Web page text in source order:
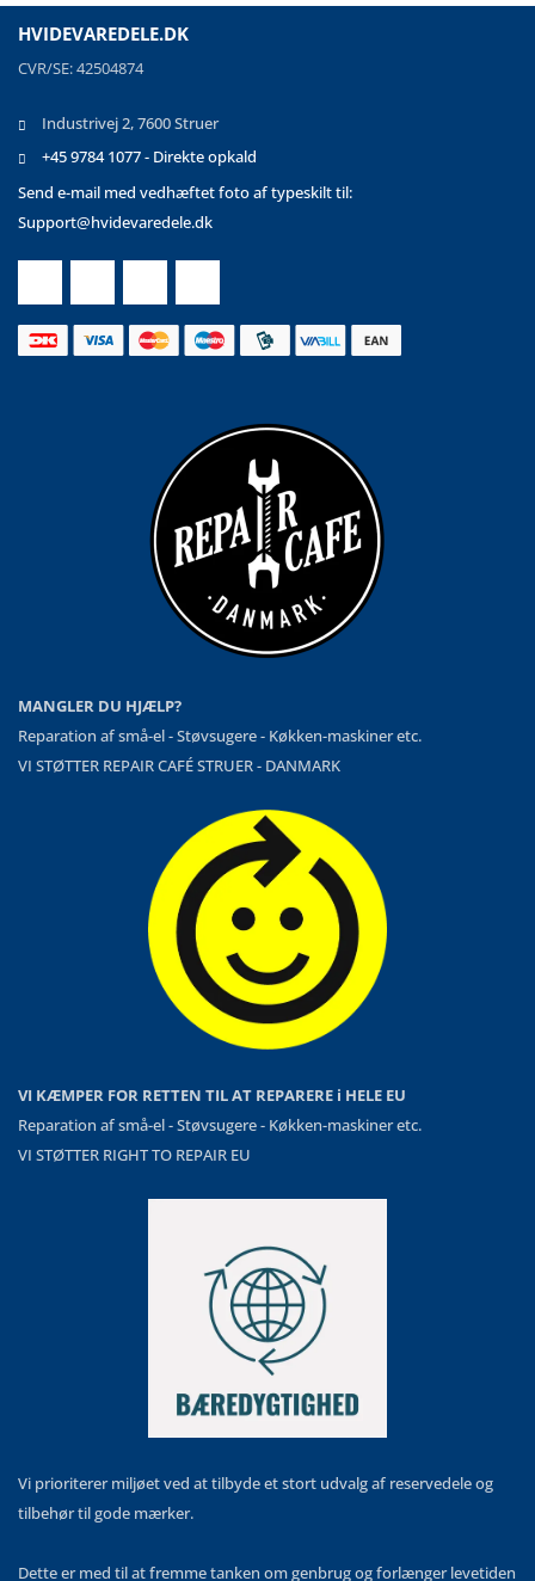
HVIDEVAREDELE.DK
CVR/SE: 42504874
Industrivej 2, 7600 Struer
+45 9784 1077 - Direkte opkald
Send e-mail med vedhæftet foto af typeskilt til:
Support@hvidevaredele.dk
MANGLER DU HJÆLP?
Reparation af små-el - Støvsugere - Køkken-maskiner etc.
VI STØTTER REPAIR CAFÉ STRUER - DANMARK
VI KÆMPER FOR RETTEN TIL AT REPARERE i HELE EU
Reparation af små-el - Støvsugere - Køkken-maskiner etc.
VI STØTTER RIGHT TO REPAIR EU
Vi prioriterer miljøet ved at tilbyde et stort udvalg af reservedele og
tilbehør til gode mærker.
Dette er med til at fremme tanken om genbrug og forlænger levetiden